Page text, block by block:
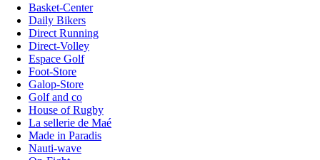
Basket-Center
Daily Bikers
Direct Running
Direct-Volley
Espace Golf
Foot-Store
Galop-Store
Golf and co
House of Rugby
La sellerie de Maé
Made in Paradis
Nauti-wave